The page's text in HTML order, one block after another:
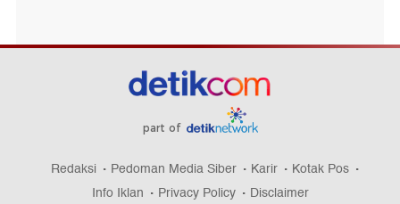
part of
Redaksi Pedoman Media Siber Karir
Kotak Pos
Info Iklan
Privacy Policy Disclaimer